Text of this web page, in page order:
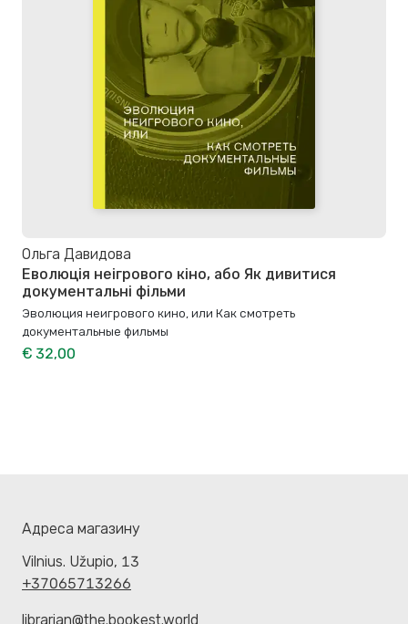
Ольга Давидова
Еволюція неігрового кіно, або Як дивитися
документальні фільми
Эволюция неигрового кино, или Как смотреть
документальные фильмы
€ 32,00
Адреса магазину
Vilnius. Užupio, 13
+37065713266
librarian@the.bookest.world